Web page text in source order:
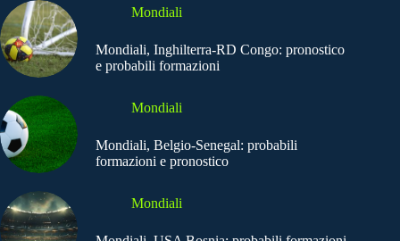
Mondiali
Mondiali, Inghilterra-RD Congo: pronostico
e probabili formazioni
Mondiali
Mondiali, Belgio-Senegal: probabili
formazioni e pronostico
Mondiali